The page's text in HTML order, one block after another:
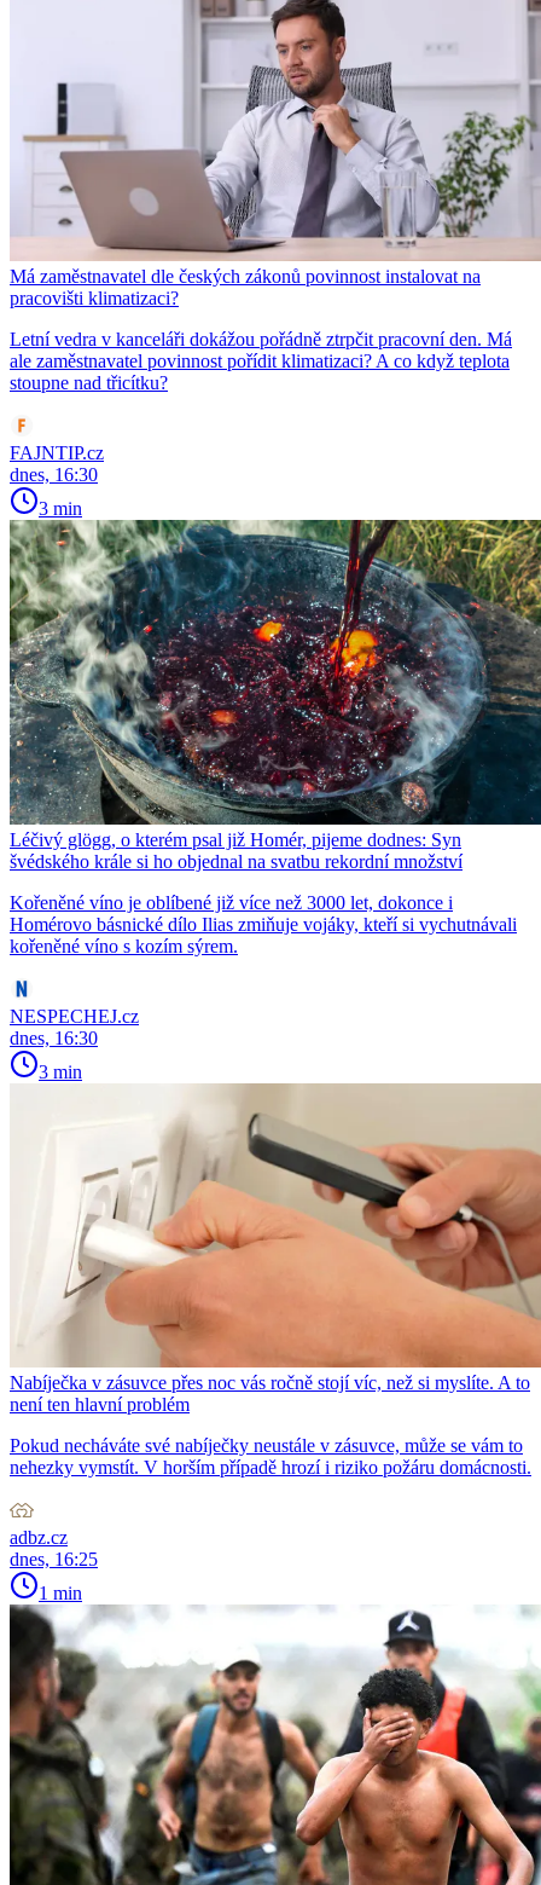
Má zaměstnavatel dle českých zákonů povinnost instalovat na
pracovišti klimatizaci?
Letní vedra v kanceláři dokážou pořádně ztrpčit pracovní den. Má
ale zaměstnavatel povinnost pořídit klimatizaci? A co když teplota
stoupne nad třicítku?
FAJNTIP.cz
dnes, 16:30
3 min
Léčivý glögg, o kterém psal již Homér, pijeme dodnes: Syn
švédského krále si ho objednal na svatbu rekordní množství
Kořeněné víno je oblíbené již více než 3000 let, dokonce i
Homérovo básnické dílo Ilias zmiňuje vojáky, kteří si vychutnávali
kořeněné víno s kozím sýrem.
NESPECHEJ.cz
dnes, 16:30
3 min
Nabíječka v zásuvce přes noc vás ročně stojí víc, než si myslíte. A to
není ten hlavní problém
Pokud necháváte své nabíječky neustále v zásuvce, může se vám to
nehezky vymstít. V horším případě hrozí i riziko požáru domácnosti.
adbz.cz
dnes, 16:25
1 min